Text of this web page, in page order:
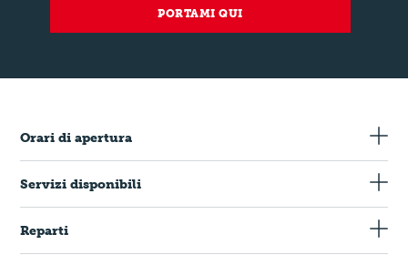
PORTAMI QUI
Orari di apertura
Servizi disponibili
Carte di Credito
Reparti